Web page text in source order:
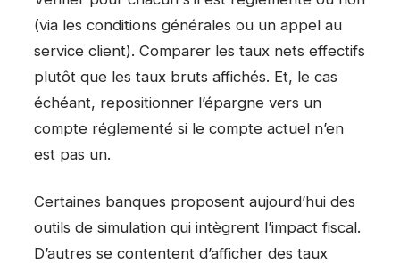
(via les conditions générales ou un appel au
service client). Comparer les taux nets effectifs
plutôt que les taux bruts affichés. Et, le cas
échéant, repositionner l’épargne vers un
compte réglementé si le compte actuel n’en
est pas un.
Certaines banques proposent aujourd’hui des
outils de simulation qui intègrent l’impact fiscal.
D’autres se contentent d’afficher des taux